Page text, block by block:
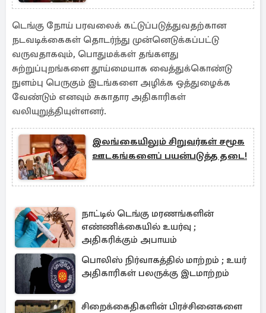
உடலங்கள்
டெங்கு நோய் பரவலைக் கட்டுப்படுத்துவதற்கான
நடவடிக்கைகள் தொடர்ந்து முன்னெடுக்கப்பட்டு
வருவதாகவும், பொதுமக்கள் தங்களது
சுற்றுப்புறங்களை தூய்மையாக வைத்துக்கொண்டு
நுளம்பு பெருகும் இடங்களை அழிக்க ஒத்துழைக்க
வேண்டும் எனவும் சுகாதார அதிகாரிகள்
வலியுறுத்தியுள்ளனர்.
இலங்கையிலும் சிறுவர்கள் சமூக
ஊடகங்களைப் பயன்படுத்த தடை!
நாட்டில் டெங்கு மரணங்களின்
எண்ணிக்கையில் உயர்வு ;
அதிகரிக்கும் அபாயம்
பொலிஸ் நிர்வாகத்தில் மாற்றம் ; உயர்
அதிகாரிகள் பலருக்கு இடமாற்றம்
சிறைக்கைதிகளின் பிரச்சினைகளை